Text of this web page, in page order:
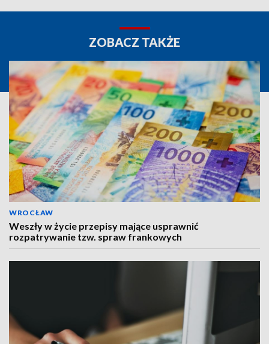
ZOBACZ TAKŻE
WROCŁAW
Weszły w życie przepisy mające usprawnić
rozpatrywanie tzw. spraw frankowych